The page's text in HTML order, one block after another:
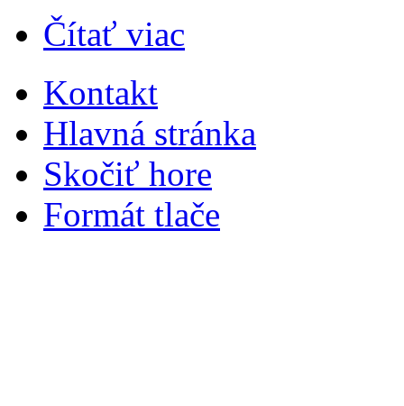
Čítať viac
Kontakt
Hlavná stránka
Skočiť hore
Formát tlače